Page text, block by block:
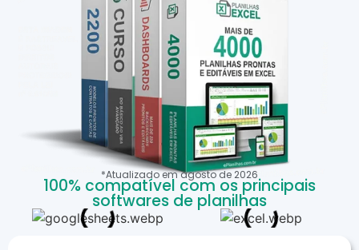
*Atualizado emagostode 2026
100% compatível com os principais
softwares de planilhas